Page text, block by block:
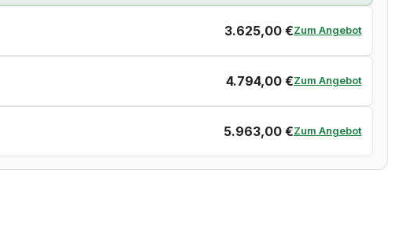
3.625,00 €Zum Angebot
4.794,00 €Zum Angebot
5.963,00 €Zum Angebot